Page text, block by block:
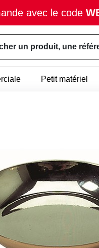
avec le code
un produit, une
Petit matériel